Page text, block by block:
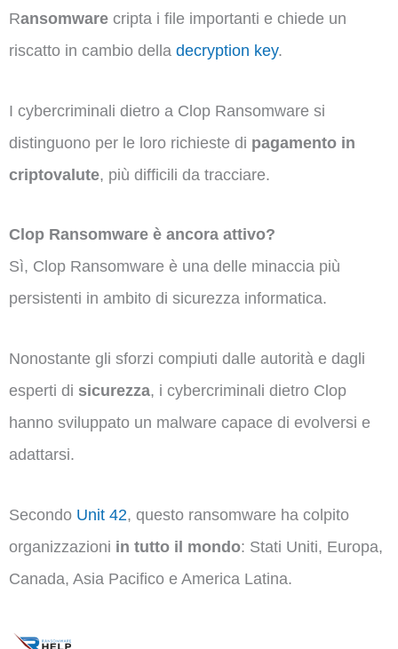
Ransomware cripta i file importanti e chiede un
riscatto in cambio della decryption key.
I cybercriminali dietro a Clop Ransomware si
distinguono per le loro richieste di pagamento in
criptovalute, più difficili da tracciare.
Clop Ransomware è ancora attivo?
Sì, Clop Ransomware è una delle minaccia più
persistenti in ambito di sicurezza informatica.
Nonostante gli sforzi compiuti dalle autorità e dagli
esperti di sicurezza, i cybercriminali dietro Clop
hanno sviluppato un malware capace di evolversi e
adattarsi.
Secondo Unit 42, questo ransomware ha colpito
organizzazioni in tutto il mondo: Stati Uniti, Europa,
Canada, Asia Pacifico e America Latina.